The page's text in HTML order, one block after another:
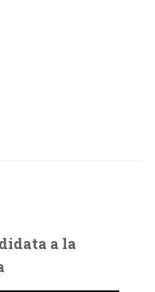
a la